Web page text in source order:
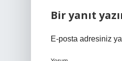
Bir yanıt
E-posta adresiniz